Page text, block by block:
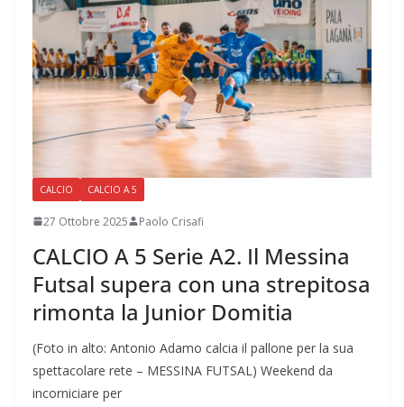
CALCIO CALCIO A 5
27 Ottobre 2025 Paolo Crisafi
CALCIO A 5 Serie A2. Il Messina
Futsal supera con una strepitosa
rimonta la Junior Domitia
(Foto in alto: Antonio Adamo calcia il pallone per la sua
spettacolare rete – MESSINA FUTSAL) Weekend da
incorniciare per